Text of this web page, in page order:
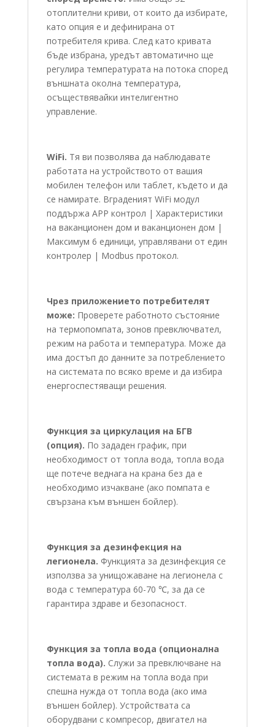
отоплителни криви, от които да избирате,
като опция е и дефинирана от
потребителя крива. След като кривата
бъде избрана, уредът автоматично ще
регулира температурата на потока според
външната околна температура,
осъществявайки интелигентно
управление.
WiFi. Тя ви позволява да наблюдавате
работата на устройството от вашия
мобилен телефон или таблет, където и да
се намирате. Вграденият WiFi модул
поддържа APP контрол | Характеристики
на ваканционен дом и ваканционен дом |
Максимум 6 единици, управлявани от един
контролер | Modbus протокол.
Чрез приложението потребителят
може: Проверете работното състояние
на термопомпата, зонов превключвател,
режим на работа и температура. Може да
има достъп до данните за потреблението
на системата по всяко време и да избира
енергоспестяващи решения.
Функция за циркулация на БГВ
(опция). По зададен график, при
необходимост от топла вода, топла вода
ще потече веднага на крана без да е
необходимо изчакване (ако помпата е
свързана към външен бойлер).
Функция за дезинфекция на
легионела. Функцията за дезинфекция се
използва за унищожаване на легионела с
вода с температура 60-70 ℃, за да се
гарантира здраве и безопасност.
Функция за топла вода (опционална
топла вода). Служи за превключване на
системата в режим на топла вода при
спешна нужда от топла вода (ако има
външен бойлер). Устройствата са
оборудвани с компресор, двигател на